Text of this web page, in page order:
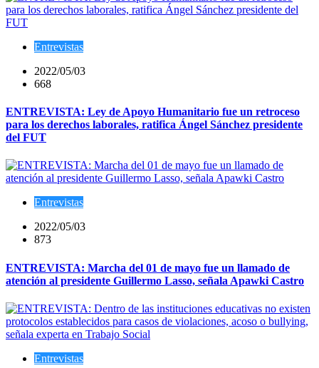
Entrevistas
2022/05/03
668
ENTREVISTA: Ley de Apoyo Humanitario fue un retroceso
para los derechos laborales, ratifica Ángel Sánchez presidente
del FUT
Entrevistas
2022/05/03
873
ENTREVISTA: Marcha del 01 de mayo fue un llamado de
atención al presidente Guillermo Lasso, señala Apawki Castro
Entrevistas